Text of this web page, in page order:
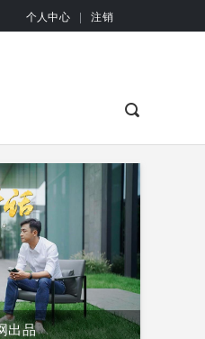
个人中心 | 注销
出品